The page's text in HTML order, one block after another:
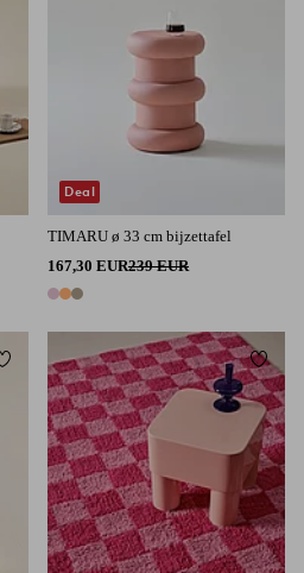
TIMARU ø 33 cm bijzettafel
167,30 EUR239 EUR
3 kleuren
Deal
Toevoegen aan favorieten
80X300170X240200X300